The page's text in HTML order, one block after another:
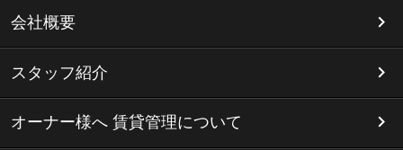
会社概要
スタッフ紹介
オーナー様へ 賃貸管理について